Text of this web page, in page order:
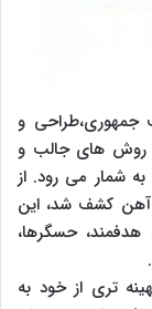
جمهوری،طراحی و
روش های جالب و
شمار می رود. از
آهن کشف شد، این
حسگرها،
تری از خود به